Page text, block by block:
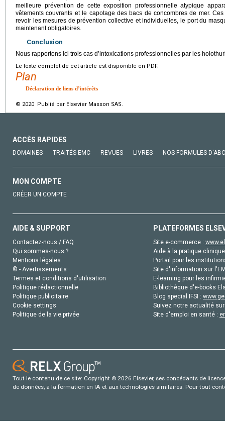
meilleure prévention de cette exposition professionnelle atypique
vêtements couvrants et le capotage des bacs de concombres de mer.
revoir les mesures de prévention collective et individuelles, le port du
maintenant obligatoires.
Conclusion
Nous rapportons ici trois cas d’intoxications professionnelles par les
Le texte complet de cet article est disponible en PDF.
Plan
Déclaration de liens d’intérêts
© 2020 Publié par Elsevier Masson SAS.
ACCÈS RAPIDES
DOMAINES TRAITÉS EMC REVUES LIVRES NOS FORMULES
MON COMPTE
CRÉER UN COMPTE
AIDE & SUPPORT
Contactez-nous / FAQ
Qui sommes-nous ?
Mentions légales
© - Avertissements
Termes et conditions d'utilisation
Politique rédactionnelle
Politique publicitaire
Cookie settings
Politique de la vie privée
PLATEFORMES
Site e-commerce :
Aide à la pratique
Portail pour les
Site d'information sur
E-learning pour les
Bibliothèque d'e-books
Blog special IFSI :
Suivez notre actualité
Site d'emploi en santé :
Tout le contenu de ce site: Copyright © 2026 Elsevier, ses concédants de
de données, a la formation en IA et aux technologies similaires. Pour tout